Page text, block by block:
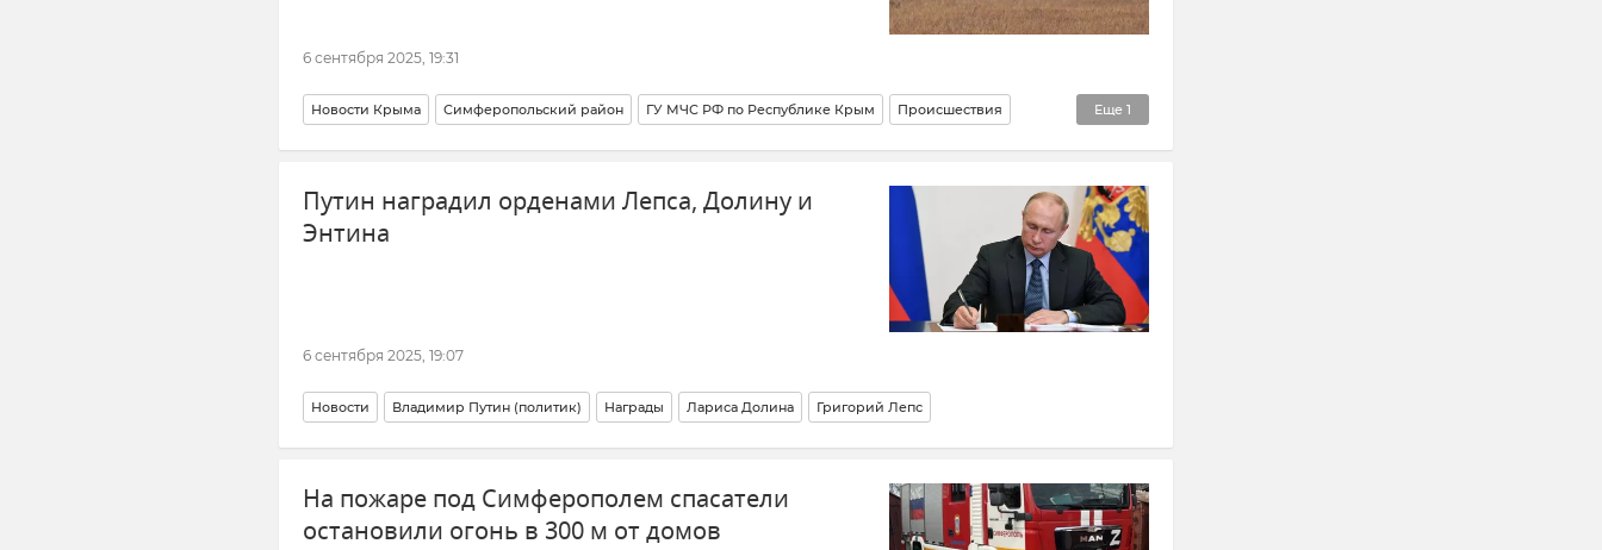
6 сентября 2025, 19:31
Еще 1
Новости Крыма Симферопольский район ГУ МЧС РФ по Республике Крым Происшествия
Пожар
Путин наградил орденами Лепса, Долину и
Энтина
6 сентября 2025, 19:07
Новости Владимир Путин (политик) Награды Лариса Долина Григорий Лепс
На пожаре под Симферополем спасатели
остановили огонь в 300 м от домов